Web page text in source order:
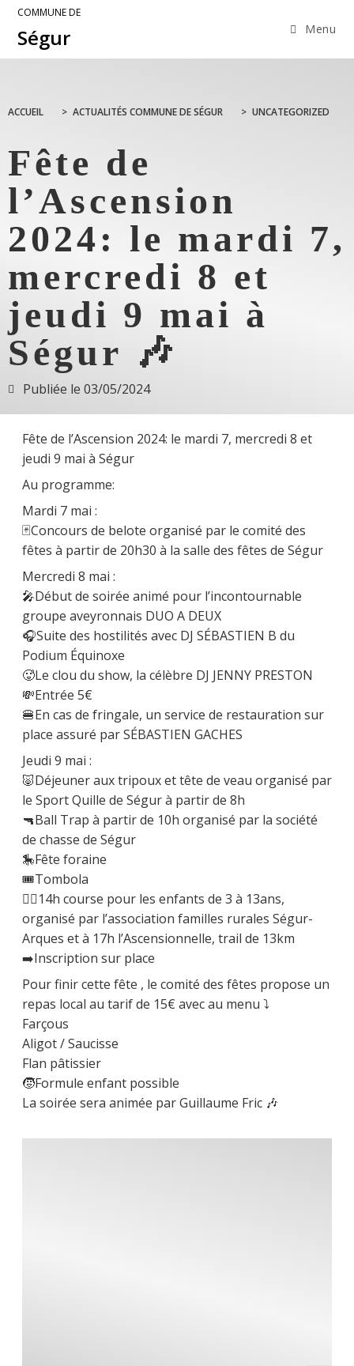
COMMUNE DE
Ségur Menu
ACCUEIL > ACTUALITÉS COMMUNE DE SÉGUR > UNCATEGORIZED
Fête de
l’Ascension
2024: le mardi 7,
mercredi 8 et
jeudi 9 mai à
Ségur 🎶
Publiée le 03/05/2024
Fête de l’Ascension 2024: le mardi 7, mercredi 8 et
jeudi 9 mai à Ségur
Au programme:
Mardi 7 mai :
🃏Concours de belote organisé par le comité des
fêtes à partir de 20h30 à la salle des fêtes de Ségur
Mercredi 8 mai :
🎤Début de soirée animé pour l’incontournable
groupe aveyronnais DUO A DEUX
🎧Suite des hostilités avec DJ SÉBASTIEN B du
Podium Équinoxe
🥵Le clou du show, la célèbre DJ JENNY PRESTON
💸Entrée 5€
🍔En cas de fringale, un service de restauration sur
place assuré par SÉBASTIEN GACHES
Jeudi 9 mai :
🐷Déjeuner aux tripoux et tête de veau organisé par
le Sport Quille de Ségur à partir de 8h
🔫Ball Trap à partir de 10h organisé par la société
de chasse de Ségur
🎠Fête foraine
🎟️Tombola
🏃‍♀️14h course pour les enfants de 3 à 13ans,
organisé par l’association familles rurales Ségur-
Arques et à 17h l’Ascensionnelle, trail de 13km
➡️Inscription sur place
Pour finir cette fête , le comité des fêtes propose un
repas local au tarif de 15€ avec au menu ⤵️
Farçous
Aligot / Saucisse
Flan pâtissier
🧒Formule enfant possible
La soirée sera animée par Guillaume Fric 🎶